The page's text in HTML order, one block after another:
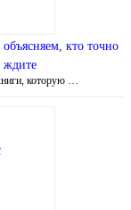
кто точно
ждите
которую …